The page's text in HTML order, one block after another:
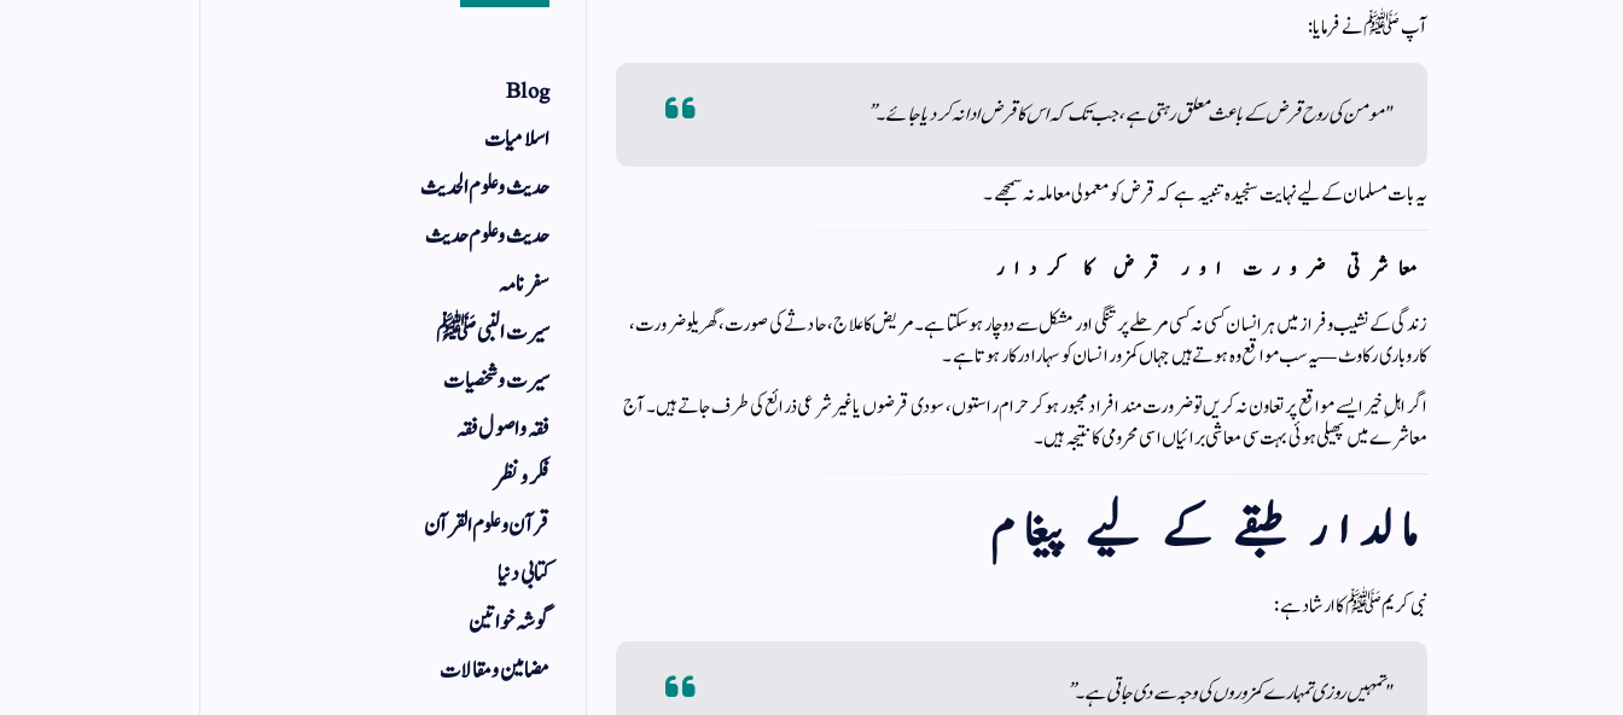
آپ ﷺ نے فرمایا:
"مومن کی روح قرض کے باعث معلق رہتی ہے، جب تک کہ اس کا قرض ادا نہ کر دیا جائے۔”
یہ بات مسلمان کے لیے نہایت سنجیدہ تنبیہ ہے کہ قرض کو معمولی معاملہ نہ سمجھے۔
معاشرتی ضرورت اور قرض کا کردار
زندگی کے نشیب و فراز میں ہر انسان کسی نہ کسی مرحلے پر تنگی اور مشکل سے دوچار ہو سکتا ہے۔ مریض کا علاج، حادثے کی صورت، گھریلو ضرورت،
کاروباری رکاوٹ — یہ سب مواقع وہ ہوتے ہیں جہاں کمزور انسان کو سہارا درکار ہوتا ہے۔
اگر اہلِ خیر ایسے مواقع پر تعاون نہ کریں تو ضرورت مند افراد مجبور ہو کر حرام راستوں، سودی قرضوں یا غیر شرعی ذرائع کی طرف جاتے ہیں۔ آج
معاشرے میں پھیلی ہوئی بہت سی معاشی برائیاں اسی محرومی کا نتیجہ ہیں۔
مالدار طبقے کے لیے پیغام
نبی کریم ﷺ کا ارشاد ہے:
"تمہیں روزی تمہارے کمزوروں کی وجہ سے دی جاتی ہے۔”
Blog
اسلامیات
حدیث و علوم الحدیث
حدیث و علوم حدیث
سفر نامہ
سیرت النبی ﷺ
سیرت و شخصیات
فقہ و اصول فقہ
فکر و نظر
قرآن و علوم القرآن
کتابی دنیا
گوشہ خواتین
مضامین و مقالات